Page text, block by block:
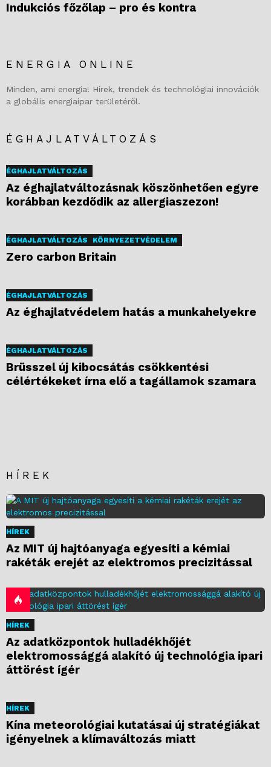
Indukciós főzőlap – pro és kontra
ENERGIA ONLINE
Minden, ami energia! Hírek, trendek és technológiai innovációk
a globális energiaipar területéről.
ÉGHAJLATVÁLTOZÁS
ÉGHAJLATVÁLTOZÁS
Az éghajlatváltozásnak köszönhetően egyre
korábban kezdődik az allergiaszezon!
ÉGHAJLATVÁLTOZÁS KÖRNYEZETVÉDELEM
Zero carbon Britain
ÉGHAJLATVÁLTOZÁS
Az éghajlatvédelem hatás a munkahelyekre
ÉGHAJLATVÁLTOZÁS
Brüsszel új kibocsátás csökkentési
célértékeket írna elő a tagállamok szamara
HÍREK
HÍREK
Az MIT új hajtóanyaga egyesíti a kémiai
rakéták erejét az elektromos precizitással
HÍREK
Az adatközpontok hulladékhőjét
elektromossággá alakító új technológia ipari
áttörést ígér
HÍREK
Kína meteorológiai kutatásai új stratégiákat
igényelnek a klímaváltozás miatt